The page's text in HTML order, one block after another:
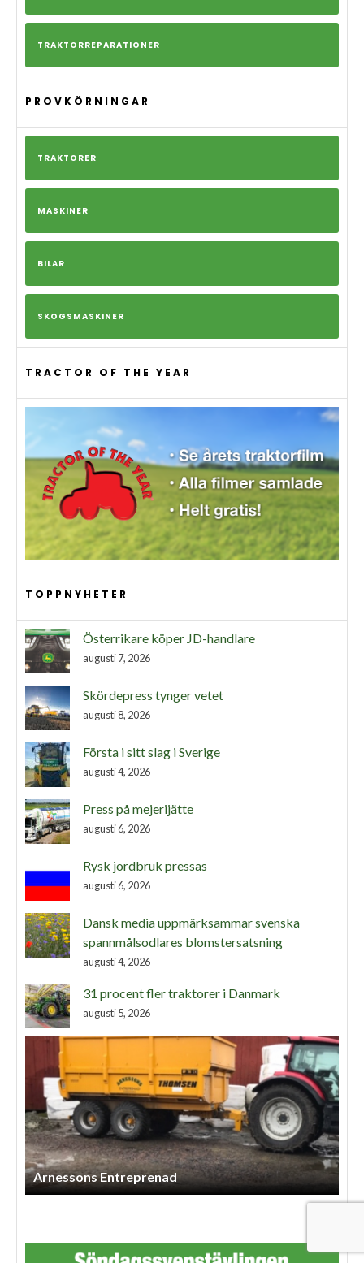
TRAKTORREPARATIONER
PROVKÖRNINGAR
TRAKTORER
MASKINER
BILAR
SKOGSMASKINER
TRACTOR OF THE YEAR
TOPPNYHETER
Österrikare köper JD-handlare
augusti 7, 2026
Skördepress tynger vetet
augusti 8, 2026
Första i sitt slag i Sverige
augusti 4, 2026
Press på mejerijätte
augusti 6, 2026
Rysk jordbruk pressas
augusti 6, 2026
Dansk media uppmärksammar svenska
spannmålsodlares blomstersatsning
augusti 4, 2026
31 procent fler traktorer i Danmark
augusti 5, 2026
Lindbergs Entreprenad Och Gårdstjänst